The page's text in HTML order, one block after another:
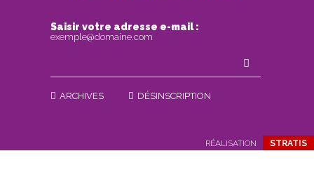
Saisir votre adresse e-mail :
exemple@domaine.com
ARCHIVES DÉSINSCRIPTION
RÉALISATION STRATIS